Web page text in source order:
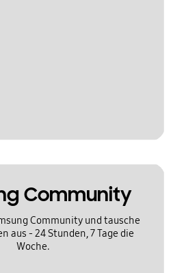
Community
Community und tausche
aus - 24 Stunden, 7 Tage die
Woche.